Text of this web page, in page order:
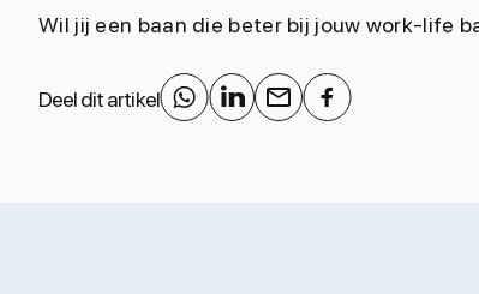
Wil jij een baan die beter bij jouw work-life
Deel dit artikel